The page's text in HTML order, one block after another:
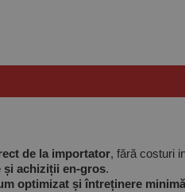
de la importator, fără costuri
și achiziții en-gros.
optimizat și întreținere minimă